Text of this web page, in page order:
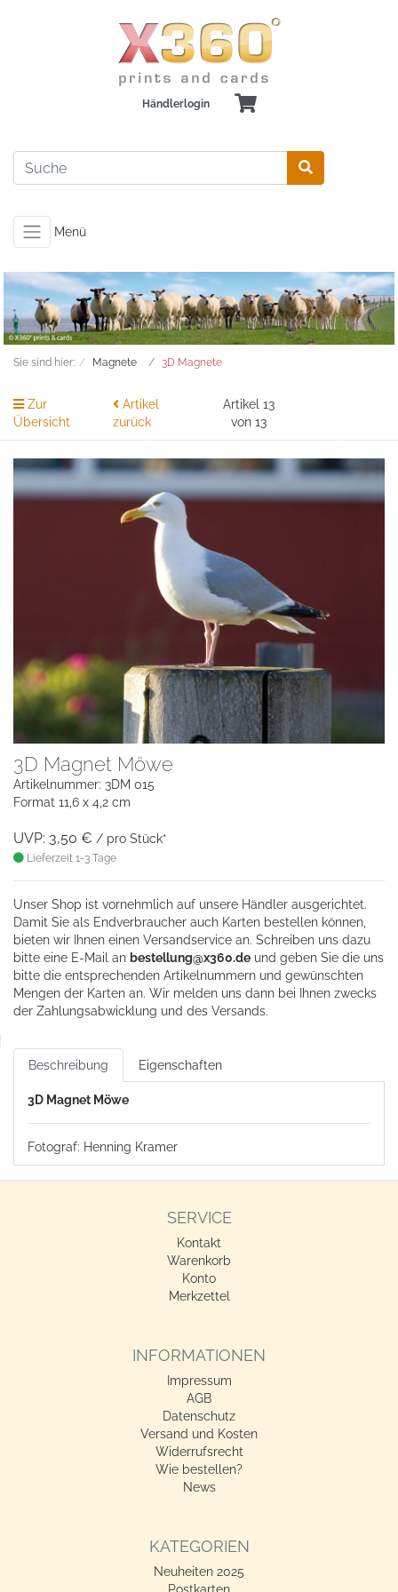
Händlerlogin
Menü
Sie sind hier: Magnete 3D Magnete
Zur
Übersicht
Artikel
zurück
Artikel 13
von 13
3D Magnet Möwe
Artikelnummer: 3DM 015
Format 11,6 x 4,2 cm
UVP: 3,50 € / pro Stück*
Lieferzeit 1-3 Tage
Unser Shop ist vornehmlich auf unsere Händler ausgerichtet.
Damit Sie als Endverbraucher auch Karten bestellen können,
bieten wir Ihnen einen Versandservice an. Schreiben uns dazu
bitte eine E-Mail an bestellung@x360.de und geben Sie die uns
bitte die entsprechenden Artikelnummern und gewünschten
Mengen der Karten an. Wir melden uns dann bei Ihnen zwecks
der Zahlungsabwicklung und des Versands.
Beschreibung Eigenschaften
3D Magnet Möwe
Fotograf: Henning Kramer
SERVICE
Kontakt
Warenkorb
Konto
Merkzettel
INFORMATIONEN
Impressum
AGB
Datenschutz
Versand und Kosten
Widerrufsrecht
Wie bestellen?
News
KATEGORIEN
Neuheiten 2025
Postkarten